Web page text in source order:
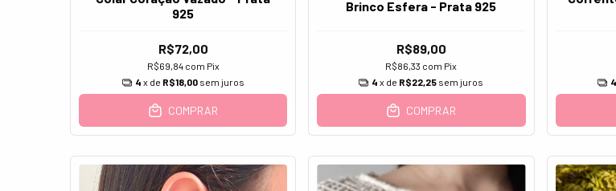
925
R$72,00
R$69,84 com Pix
4 x de R$18,00 sem juros
COMPRAR
Brinco Esfera - Prata 925
R$89,00
R$86,33 com Pix
4 x de R$22,25 sem juros
COMPRAR
4